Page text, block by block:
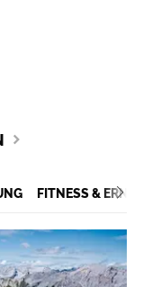
FITNESS &